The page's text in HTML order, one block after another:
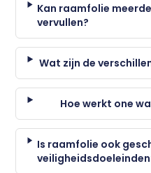
Kan raamfolie
vervullen?
Wat zijn de
Hoe werkt one
Is raamfolie ook